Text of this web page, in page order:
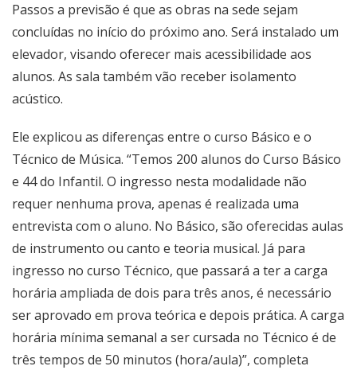
Passos a previsão é que as obras na sede sejam
concluídas no início do próximo ano. Será instalado um
elevador, visando oferecer mais acessibilidade aos
alunos. As sala também vão receber isolamento
acústico.
Ele explicou as diferenças entre o curso Básico e o
Técnico de Música. “Temos 200 alunos do Curso Básico
e 44 do Infantil. O ingresso nesta modalidade não
requer nenhuma prova, apenas é realizada uma
entrevista com o aluno. No Básico, são oferecidas aulas
de instrumento ou canto e teoria musical. Já para
ingresso no curso Técnico, que passará a ter a carga
horária ampliada de dois para três anos, é necessário
ser aprovado em prova teórica e depois prática. A carga
horária mínima semanal a ser cursada no Técnico é de
três tempos de 50 minutos (hora/aula)”, completa